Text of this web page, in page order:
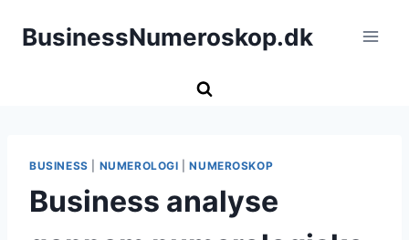
BusinessNumeroskop.dk
BUSINESS NUMEROLOGI |NUMEROSKOP
Business analyse